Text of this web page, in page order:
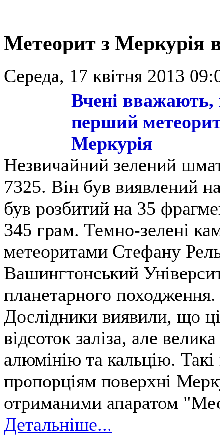
Метеорит з
Середа, 17 квітня 2013
Вчені
перший
Меркурія
Незвичайний зелений
7325. Він був виявлений
був розбитий на 35
345 грам. Темно-зелені
метеоритами Стефану
Вашингтонський
планетарного походження.
Дослідники виявили, що
відсоток заліза, але
алюмінію та кальцію. Такі
пропорціям поверхні
отриманими апаратом
Детальніше...